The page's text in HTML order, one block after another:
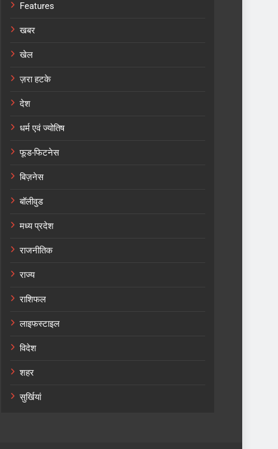
Features
खबर
खेल
ज़रा हटके
देश
धर्म एवं ज्योतिष
फूड-फिटनेस
बिज़नेस
बॉलीवुड
मध्य प्रदेश
राजनीतिक
राज्य
राशिफल
लाइफस्टाइल
विदेश
शहर
सुर्खियां